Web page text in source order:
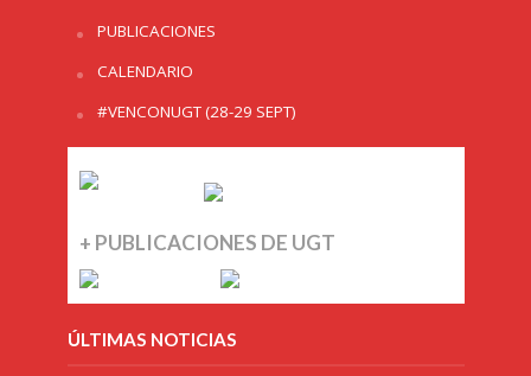
PUBLICACIONES
CALENDARIO
#VENCONUGT (28-29 SEPT)
+ PUBLICACIONES DE UGT
ÚLTIMAS NOTICIAS